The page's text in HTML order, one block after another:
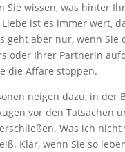
Sie wissen, was hinter
ist es immer wert,
geht aber nur, wenn Sie
oder Ihrer Partnerin
die Affäre stoppen.
neigen dazu, in der
vor den Tatsachen
Was ich nicht
Klar, wenn Sie so